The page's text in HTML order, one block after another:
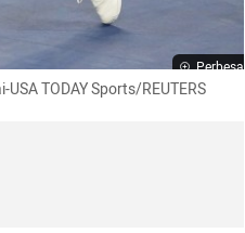
Perbesar
TODAY Sports/REUTERS